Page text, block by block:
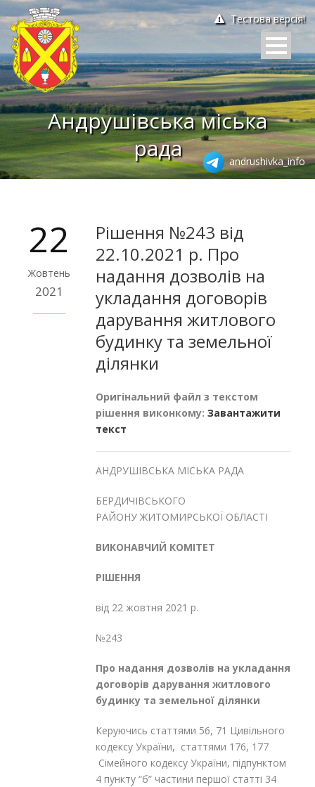
Тестова версія!
Андрушівська міська
рада
andrushivka_info
22
Жовтень
2021
Рішення №243 від
22.10.2021 р. Про
надання дозволів на
укладання договорів
дарування житлового
будинку та земельної
ділянки
Оригінальний файл з текстом
рішення виконкому: Завантажити
текст
АНДРУШІВСЬКА МІСЬКА РАДА
БЕРДИЧІВСЬКОГО
РАЙОНУ ЖИТОМИРСЬКОЇ ОБЛАСТІ
ВИКОНАВЧИЙ КОМІТЕТ
РІШЕННЯ
від 22 жовтня 2021 р.
№243
Про надання дозволів на укладання
договорів дарування житлового
будинку та земельної ділянки
Керуючись статтями 56, 71 Цивільного
кодексу України, статтями 176, 177
Сімейного кодексу України, підпунктом
4 пункту “б” частини першої статті 34